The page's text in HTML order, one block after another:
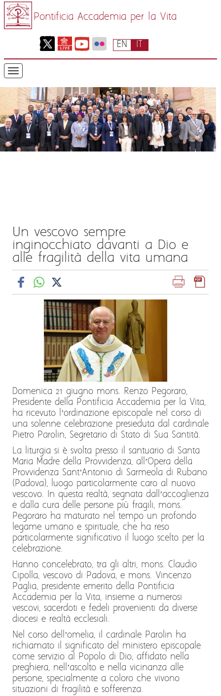
Pontificia Accademia per la Vita
IT
EN
Un vescovo sempre
inginocchiato davanti a Dio e
alle fragilità della vita umana
Domenica 21 giugno mons. Renzo Pegoraro,
Presidente della Pontificia Accademia per la Vita,
ha ricevuto l’ordinazione episcopale nel corso di
una solenne celebrazione presieduta dal cardinale
Pietro Parolin, Segretario di Stato di Sua Santità.
La liturgia si è svolta presso il santuario di Santa
Maria Madre della Provvidenza, all’Opera della
Provvidenza Sant’Antonio di Sarmeola di Rubano
(Padova), luogo particolarmente caro al nuovo
vescovo. In questa realtà, segnata dall’accoglienza
e dalla cura delle persone più fragili, mons.
Pegoraro ha maturato nel tempo un profondo
legame umano e spirituale, che ha reso
particolarmente significativo il luogo scelto per la
celebrazione.
Hanno concelebrato, tra gli altri, mons. Claudio
Cipolla, vescovo di Padova, e mons. Vincenzo
Paglia, presidente emerito della Pontificia
Accademia per la Vita, insieme a numerosi
vescovi, sacerdoti e fedeli provenienti da diverse
diocesi e realtà ecclesiali.
Nel corso dell’omelia, il cardinale Parolin ha
richiamato il significato del ministero episcopale
come servizio al Popolo di Dio, affidato nella
preghiera, nell’ascolto e nella vicinanza alle
persone, specialmente a coloro che vivono
situazioni di fragilità e sofferenza.